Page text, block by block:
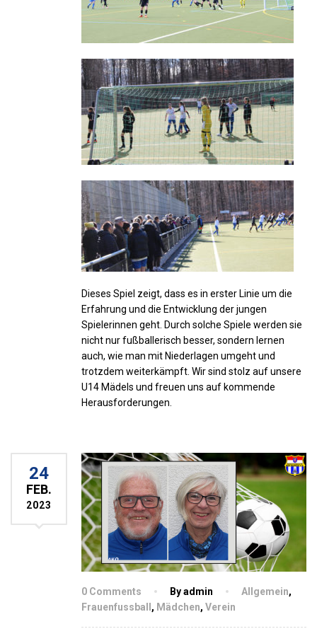
Dieses Spiel zeigt, dass es in erster Linie um die
Erfahrung und die Entwicklung der jungen
Spielerinnen geht. Durch solche Spiele werden sie
nicht nur fußballerisch besser, sondern lernen
auch, wie man mit Niederlagen umgeht und
trotzdem weiterkämpft. Wir sind stolz auf unsere
U14 Mädels und freuen uns auf kommende
Herausforderungen.
24
FEB.
2023
0 Comments By admin Allgemein,
Frauenfussball , Mädchen, Verein